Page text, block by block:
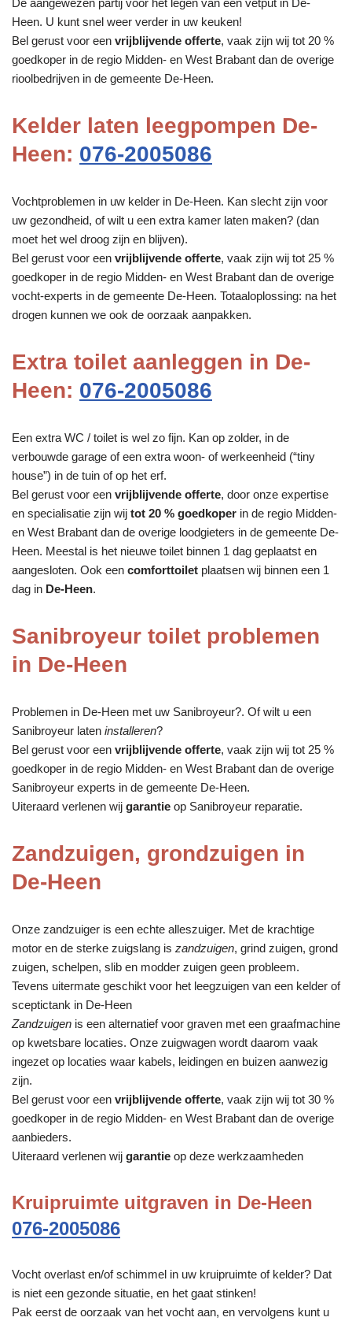
Heen. U kunt snel weer verder in uw keuken!
Bel gerust voor een vrijblijvende offerte, vaak zijn wij tot 20 %
goedkoper in de regio Midden- en West Brabant dan de overige
rioolbedrijven in de gemeente De-Heen.
Kelder laten leegpompen De-
Heen: 076-2005086
Vochtproblemen in uw kelder in De-Heen. Kan slecht zijn voor
uw gezondheid, of wilt u een extra kamer laten maken? (dan
moet het wel droog zijn en blijven).
Bel gerust voor een vrijblijvende offerte, vaak zijn wij tot 25 %
goedkoper in de regio Midden- en West Brabant dan de overige
vocht-experts in de gemeente De-Heen. Totaaloplossing: na het
drogen kunnen we ook de oorzaak aanpakken.
Extra toilet aanleggen in De-
Heen: 076-2005086
Een extra WC / toilet is wel zo fijn. Kan op zolder, in de
verbouwde garage of een extra woon- of werkeenheid (“tiny
house”) in de tuin of op het erf.
Bel gerust voor een vrijblijvende offerte, door onze expertise
en specialisatie zijn wij tot 20 % goedkoper in de regio Midden-
en West Brabant dan de overige loodgieters in de gemeente De-
Heen. Meestal is het nieuwe toilet binnen 1 dag geplaatst en
aangesloten. Ook een comforttoilet plaatsen wij binnen een 1
dag in De-Heen.
Sanibroyeur toilet problemen
in De-Heen
Problemen in De-Heen met uw Sanibroyeur?. Of wilt u een
Sanibroyeur laten installeren?
Bel gerust voor een vrijblijvende offerte, vaak zijn wij tot 25 %
goedkoper in de regio Midden- en West Brabant dan de overige
Sanibroyeur experts in de gemeente De-Heen.
Uiteraard verlenen wij garantie op Sanibroyeur reparatie.
Zandzuigen, grondzuigen in
De-Heen
Onze zandzuiger is een echte alleszuiger. Met de krachtige
motor en de sterke zuigslang is zandzuigen, grind zuigen, grond
zuigen, schelpen, slib en modder zuigen geen probleem.
Tevens uitermate geschikt voor het leegzuigen van een kelder of
sceptictank in De-Heen
Zandzuigen is een alternatief voor graven met een graafmachine
op kwetsbare locaties. Onze zuigwagen wordt daarom vaak
ingezet op locaties waar kabels, leidingen en buizen aanwezig
zijn.
Bel gerust voor een vrijblijvende offerte, vaak zijn wij tot 30 %
goedkoper in de regio Midden- en West Brabant dan de overige
aanbieders.
Uiteraard verlenen wij garantie op deze werkzaamheden
Kruipruimte uitgraven in De-Heen
076-2005086
Vocht overlast en/of schimmel in uw kruipruimte of kelder? Dat
is niet een gezonde situatie, en het gaat stinken!
Pak eerst de oorzaak van het vocht aan, en vervolgens kunt u